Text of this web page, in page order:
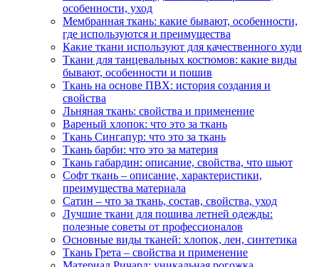
особенности, уход
Мембранная ткань: какие бывают, особенности,
где используются и преимущества
Какие ткани используют для качественного худи
Ткани для танцевальных костюмов: какие виды
бывают, особенности и пошив
Ткань на основе ПВХ: история создания и
свойства
Льняная ткань: свойства и применение
Вареный хлопок: что это за ткань
Ткань Сингапур: что это за ткань
Ткань барби: что это за материя
Ткань габардин: описание, свойства, что шьют
Софт ткань – описание, характеристики,
преимущества материала
Сатин – что за ткань, состав, свойства, уход
Лучшие ткани для пошива летней одежды:
полезные советы от профессионалов
Основные виды тканей: хлопок, лен, синтетика
Ткань Грета – свойства и применение